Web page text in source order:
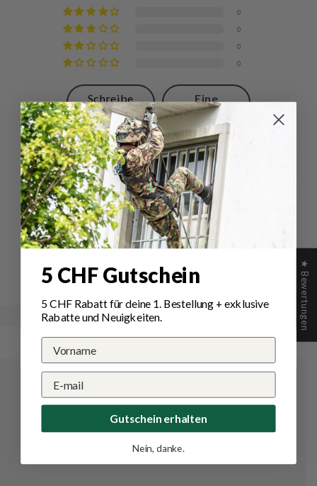
0
0
0
0
Schreibe
eine
Bewertung
Eine
Frage
stellen
Sort by
Walter S.
★ Bewertungen
5 CHF Gutschein
5 CHF Rabatt für deine 1. Bestellung+ exklusive
Rabatte und Neuigkeiten.
Gutschein erhalten
Nein, danke.